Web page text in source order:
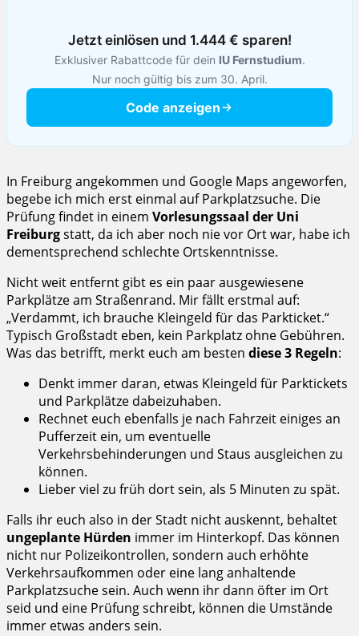
Jetzt einlösen und 1.444 € sparen!
Exklusiver Rabattcode für dein IU Fernstudium.
Nur noch gültig bis zum 30. April.
Code anzeigen
In Freiburg angekommen und Google Maps angeworfen,
begebe ich mich erst einmal auf Parkplatzsuche. Die
Prüfung findet in einem Vorlesungssaal der Uni
Freiburgstatt, da ich aber noch nie vor Ort war, habe ich
dementsprechend schlechte Ortskenntnisse.
Nicht weit entfernt gibt es ein paar ausgewiesene
Parkplätze am Straßenrand. Mir fällt erstmal auf:
„Verdammt, ich brauche Kleingeld für das Parkticket.“
Typisch Großstadt eben, kein Parkplatz ohne Gebühren.
Was das betrifft, merkt euch am besten diese 3 Regeln:
Denkt immer daran, etwas Kleingeld für Parktickets
und Parkplätze dabeizuhaben.
Rechnet euch ebenfalls je nach Fahrzeit einiges an
Pufferzeit ein, um eventuelle
Verkehrsbehinderungen und Staus ausgleichen zu
können.
Lieber viel zu früh dort sein, als 5 Minuten zu spät.
Falls ihr euch also in der Stadt nicht auskennt, behaltet
ungeplante Hürden immer im Hinterkopf. Das können
nicht nur Polizeikontrollen, sondern auch erhöhte
Verkehrsaufkommen oder eine lang anhaltende
Parkplatzsuche sein. Auch wenn ihr dann öfter im Ort
seid und eine Prüfung schreibt, können die Umstände
immer etwas anders sein.